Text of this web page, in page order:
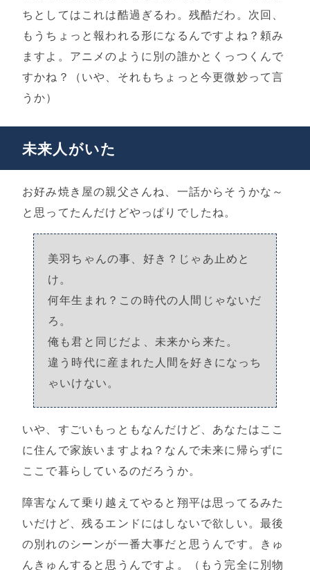
ちとしてはこれは酷過ぎるわ。残酷だわ。次回、
もうちょっと報われる形になるんですよね？頼み
ますよ。アニメのように別の誰かとくっつくんで
すかね？（いや、それもちょっと今更微妙って言
うか）
未来人がいた
お好み焼き屋の親父さんね、一話からそうかな～
と思ってたんだけどやっぱりでしたね。
美羽ちゃんの事、好き？じゃあ止めと
け。
何年生まれ？この時代の人間じゃないだ
ろ。
俺も君と同じだよ、未来から来た。
違う時代に産まれた人間を好きになっち
ゃいけない。
いや、すごいもっともなんだけど、あなたはここ
に住んで家族いますよね？なんで未来に帰らずに
ここで暮らしているのだろうか。
障害なんて乗り越えてやると翔平は思ってるみた
いだけど、残るエンドにはしないで欲しい。最後
の別れのシーンが一番大事だと思うんです。きゅ
んきゅんすると思うんですよ。（もう完全に別物